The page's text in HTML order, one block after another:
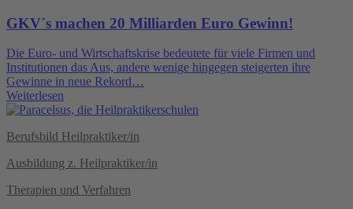
GKV´s machen 20 Milliarden Euro Gewinn!
Die Euro- und Wirtschaftskrise bedeutete für viele Firmen und
Institutionen das Aus, andere wenige hingegen steigerten ihre
Gewinne in neue Rekord…
Weiterlesen
Berufsbild Heilpraktiker/in
Ausbildung z. Heilpraktiker/in
Therapien und Verfahren